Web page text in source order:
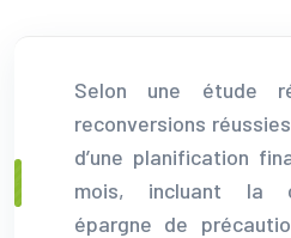
Selon une étude
reconversions
d’une planification
mois, incluant la
épargne de